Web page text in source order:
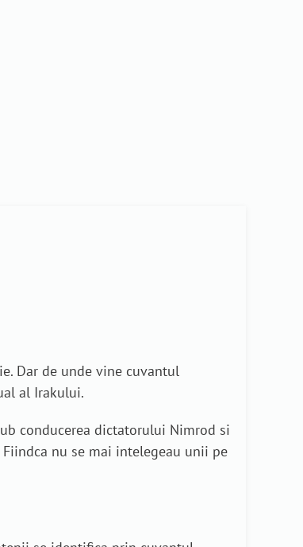
Dar de unde vine cuvantul
al Irakului.
conducerea dictatorului Nimrod si
nu se mai intelegeau unii pe